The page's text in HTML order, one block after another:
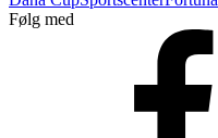
Følg med